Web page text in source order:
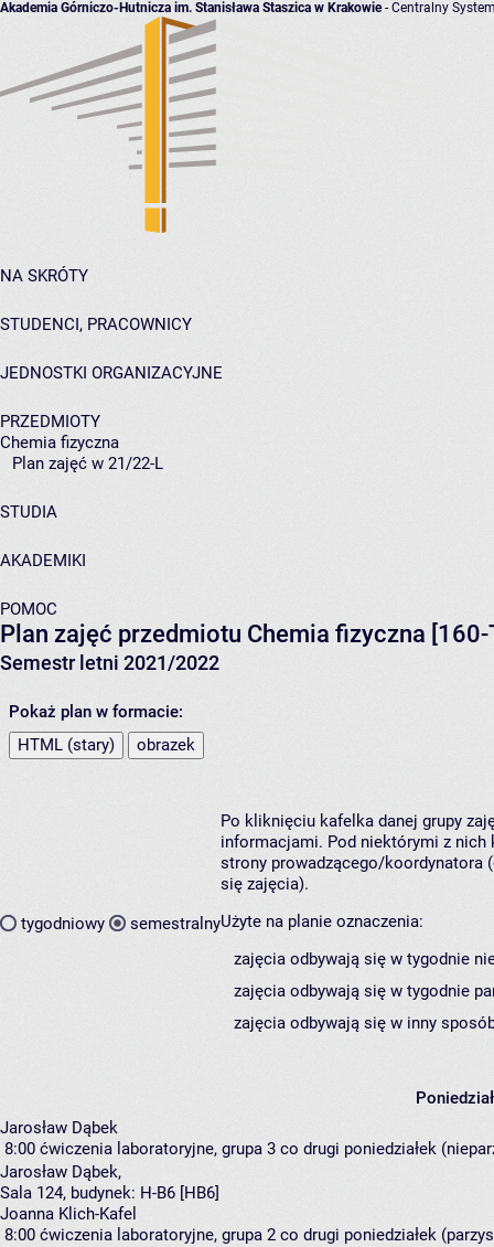
Akademia Górniczo-Hutnicza im. Stanisława Staszica w Krakowie- Centralny
NA SKRÓTY
STUDENCI, PRACOWNICY
JEDNOSTKI ORGANIZACYJNE
PRZEDMIOTY
Chemia fizyczna
Plan zajęć w 21/22-L
STUDIA
AKADEMIKI
POMOC
Plan zajęć przedmiotu Chemia fizyczna
Semestr letni 2021/2022
Pokaż plan w formacie:
HTML (stary)
obrazek
tygodniowy semestralny
Po kliknięciu kafelka danej grupy
informacjami. Pod niektórymi z nich
strony prowadzącego/koordynatora
się zajęcia).
Użyte na planie oznaczenia:
zajęcia odbywają się w tygodnie
zajęcia odbywają się w tygodnie
zajęcia odbywają się w inny
Jarosław Dąbek
8:00 ćwiczenia laboratoryjne, grupa 3 co drugi poniedziałek
Jarosław Dąbek,
Sala 124, budynek: H-B6 [HB6]
Joanna Klich-Kafel
8:00 ćwiczenia laboratoryjne, grupa 2 co drugi poniedziałek